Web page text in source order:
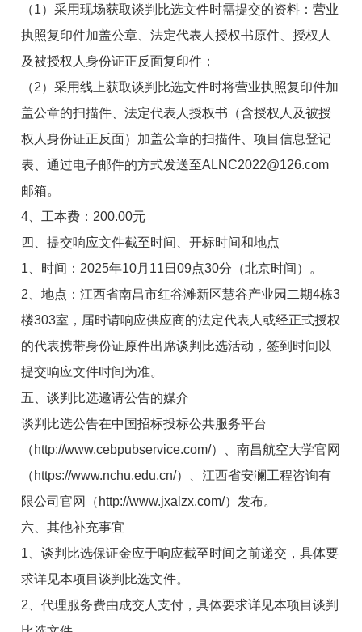
（1）采用现场获取谈判比选文件时需提交的资料：营业
执照复印件加盖公章、法定代表人授权书原件、授权人
及被授权人身份证正反面复印件；
（2）采用线上获取谈判比选文件时将营业执照复印件加
盖公章的扫描件、法定代表人授权书（含授权人及被授
权人身份证正反面）加盖公章的扫描件、项目信息登记
表、通过电子邮件的方式发送至ALNC2022@126.com
邮箱。
4 、工本费： 200.00元
四、提交响应文件截至时间、开标时间和地点
1 、时间： 2025年10月 11 日09点30分（北京时间）。
2 、地点：江西省南昌市红谷滩新区慧谷产业园二期4栋3
楼303室 ， 届时请响应供应商的法定代表人或经正式授权
的代表携带身份证原件出席谈判比选活动，签到时间以
提交响应文件时间为准。
五 、谈判比选邀请公告的媒介
谈判比选公告在中国招标投标公共服务平台
（http://www.cebpubservice.com/）、南昌航空大学官网
（https://www.nchu.edu.cn/）、江西省安澜工程咨询有
限公司官网（http://www.jxalzx.com/）发布。
六、其他补充事宜
1、谈判比选保证金应于响应截至时间之前递交，具体要
求详见本项目谈判比选文件。
2、代理服务费由成交人支付，具体要求详见本项目谈判